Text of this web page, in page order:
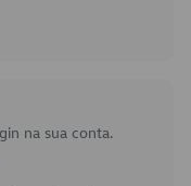
na sua conta.